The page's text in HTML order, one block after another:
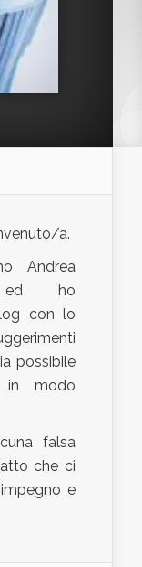
a.
Andrea
ed ho
con lo
possibile
in modo
falsa
che ci
e